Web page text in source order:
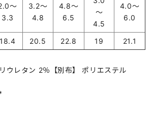
～
3.3
3.2～
4.8
4.8～
6.5
～
4.5
4.0～
6.0
18.4 20.5 22.8 19 21.1
ウレタン 2％【別布】 ポリエステル